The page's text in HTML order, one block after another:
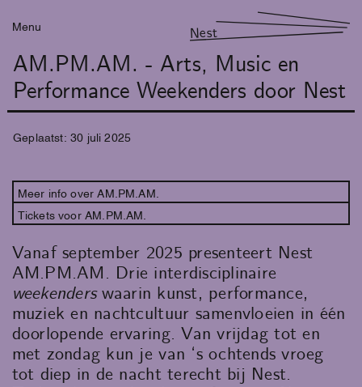
Menu Nest
AM.PM.AM. - Arts, Music en
Performance Weekenders door Nest
Geplaatst:30 juli 2025
Meer info over AM.PM.AM.
Tickets voor AM.PM.AM.
Vanaf september 2025 presenteert Nest
AM.PM.AM. Drie interdisciplinaire
weekenderswaarin kunst, performance,
muziek en nachtcultuur samenvloeien in één
doorlopende ervaring. Van vrijdag tot en
met zondag kun je van ‘s ochtends vroeg
tot diep in de nacht terecht bij Nest.